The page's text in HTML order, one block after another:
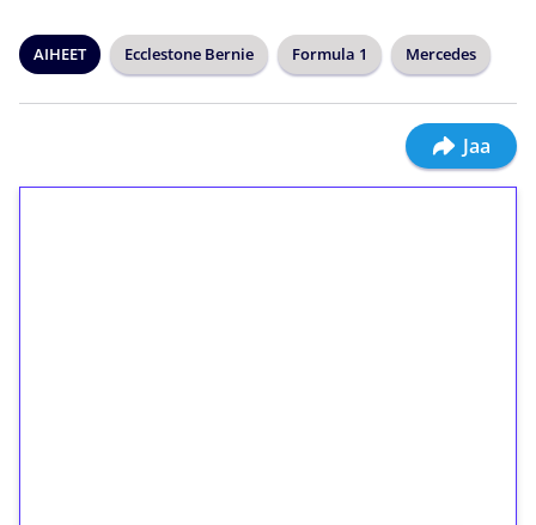
AIHEET Ecclestone Bernie Formula 1 Mercedes
Jaa